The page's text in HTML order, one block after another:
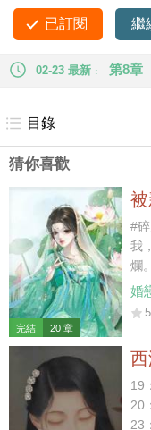
定。 立馬撕掉就差簽
團隊殺進敵對公司。
以回來嗎？」 我開了
已訂閱 繼
02-23 最新 第8章
目錄
猜你喜歡
完結 20 章
#
我，娶
爛。 邊關被攻，我爹：痛病犯了，起不來。
京
錢，
了。 白月光二哥被新帝拎出
了。 白月光她娘為了給女兒
婚
5
19
20
23